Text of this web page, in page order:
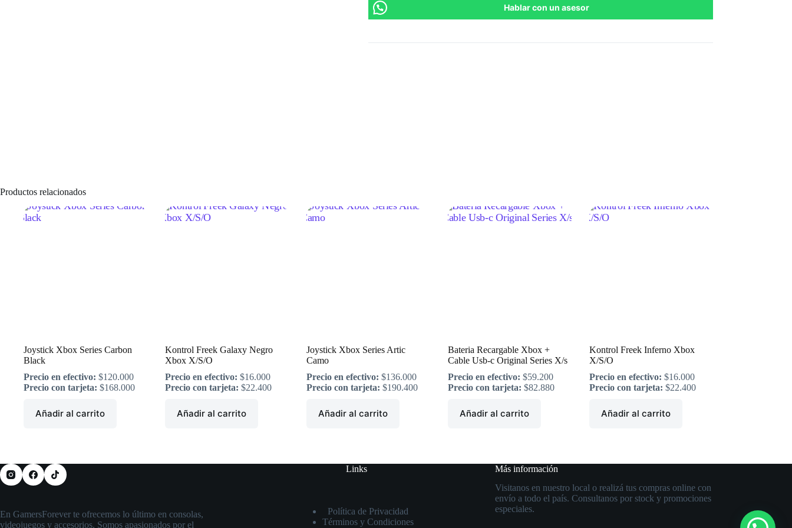
Hablar con un asesor
Productos relacionados
Joystick Xbox Series Carbon
Black
Precio en efectivo: $120.000
Precio con tarjeta: $168.000
Añadir al carrito
Kontrol Freek Galaxy Negro
Xbox X/S/O
Precio en efectivo: $16.000
Precio con tarjeta: $22.400
Añadir al carrito
Joystick Xbox Series Artic
Camo
Precio en efectivo: $136.000
Precio con tarjeta: $190.400
Añadir al carrito
Bateria Recargable Xbox +
Cable Usb-c Original Series X/s
Precio en efectivo: $59.200
Precio con tarjeta: $82.880
Añadir al carrito
Kontrol Freek Inferno Xbox
X/S/O
Precio en efectivo: $16.000
Precio con tarjeta: $22.400
Añadir al carrito
En GamersForever te ofrecemos lo último en consolas,
videojuegos y accesorios. Somos apasionados por el
Links
Política de Privacidad
Términos y Condiciones
Más información
Visitanos en nuestro local o realizá tus compras online con
envío a todo el país. Consultanos por stock y promociones
especiales.